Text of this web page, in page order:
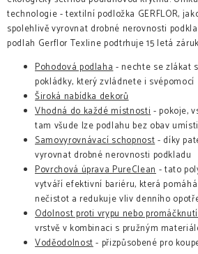
technologie - textilní podložka GERFLOR,
spolehlivě vyrovnat drobné nerovnosti
podlah Gerflor Texline podtrhuje 15 letá
Pohodová podlaha- nechte se zlákat
pokládky, který zvládnete i svépomocí
Široká nabídka dekorů
Vhodná do každé místnosti- pokoje,
tam všude lze podlahu bez obav
Samovyrovnávací schopnost- díky
vyrovnat drobné nerovnosti podkladu
Povrchová úprava PureClean- tato p
vytváří efektivní bariéru, která
nečistot a redukuje vliv denního
Odolnost proti vrypu nebo
vrstvě v kombinaci s pružným
Voděodolnost- přizpůsobené pro